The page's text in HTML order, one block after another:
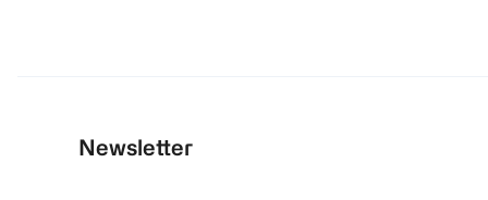
Newsletter